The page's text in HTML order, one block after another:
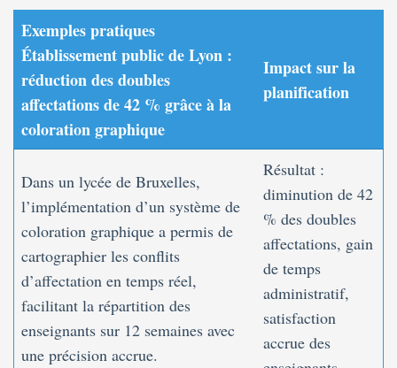
Exemples pratiques
Établissement public de Lyon :
réduction des doubles
affectations de 42 % grâce à la
coloration graphique
Impactsur la
planification
Dans un lycée de Bruxelles,
l’implémentation d’un système de
coloration graphique a permis de
cartographier les conflits
d’affectation en temps réel,
facilitant la répartition des
enseignants sur 12 semaines avec
une précision accrue.
Résultat :
diminution de 42
% des doubles
affectations, gain
de temps
administratif,
satisfaction
accrue des